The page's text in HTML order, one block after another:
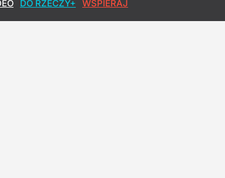
DO RZECZY+ WSPIERAJ
po polsku